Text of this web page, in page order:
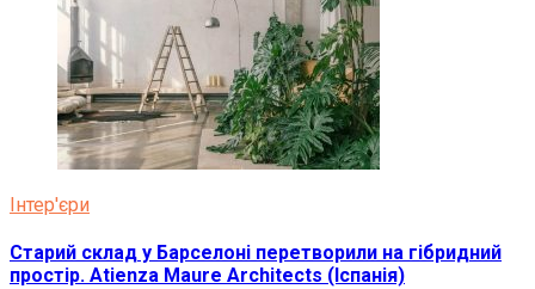
Інтер'єри
Старий склад у Барселоні перетворили на гібридний
простір. Atienza Maure Architects (Іспанія)